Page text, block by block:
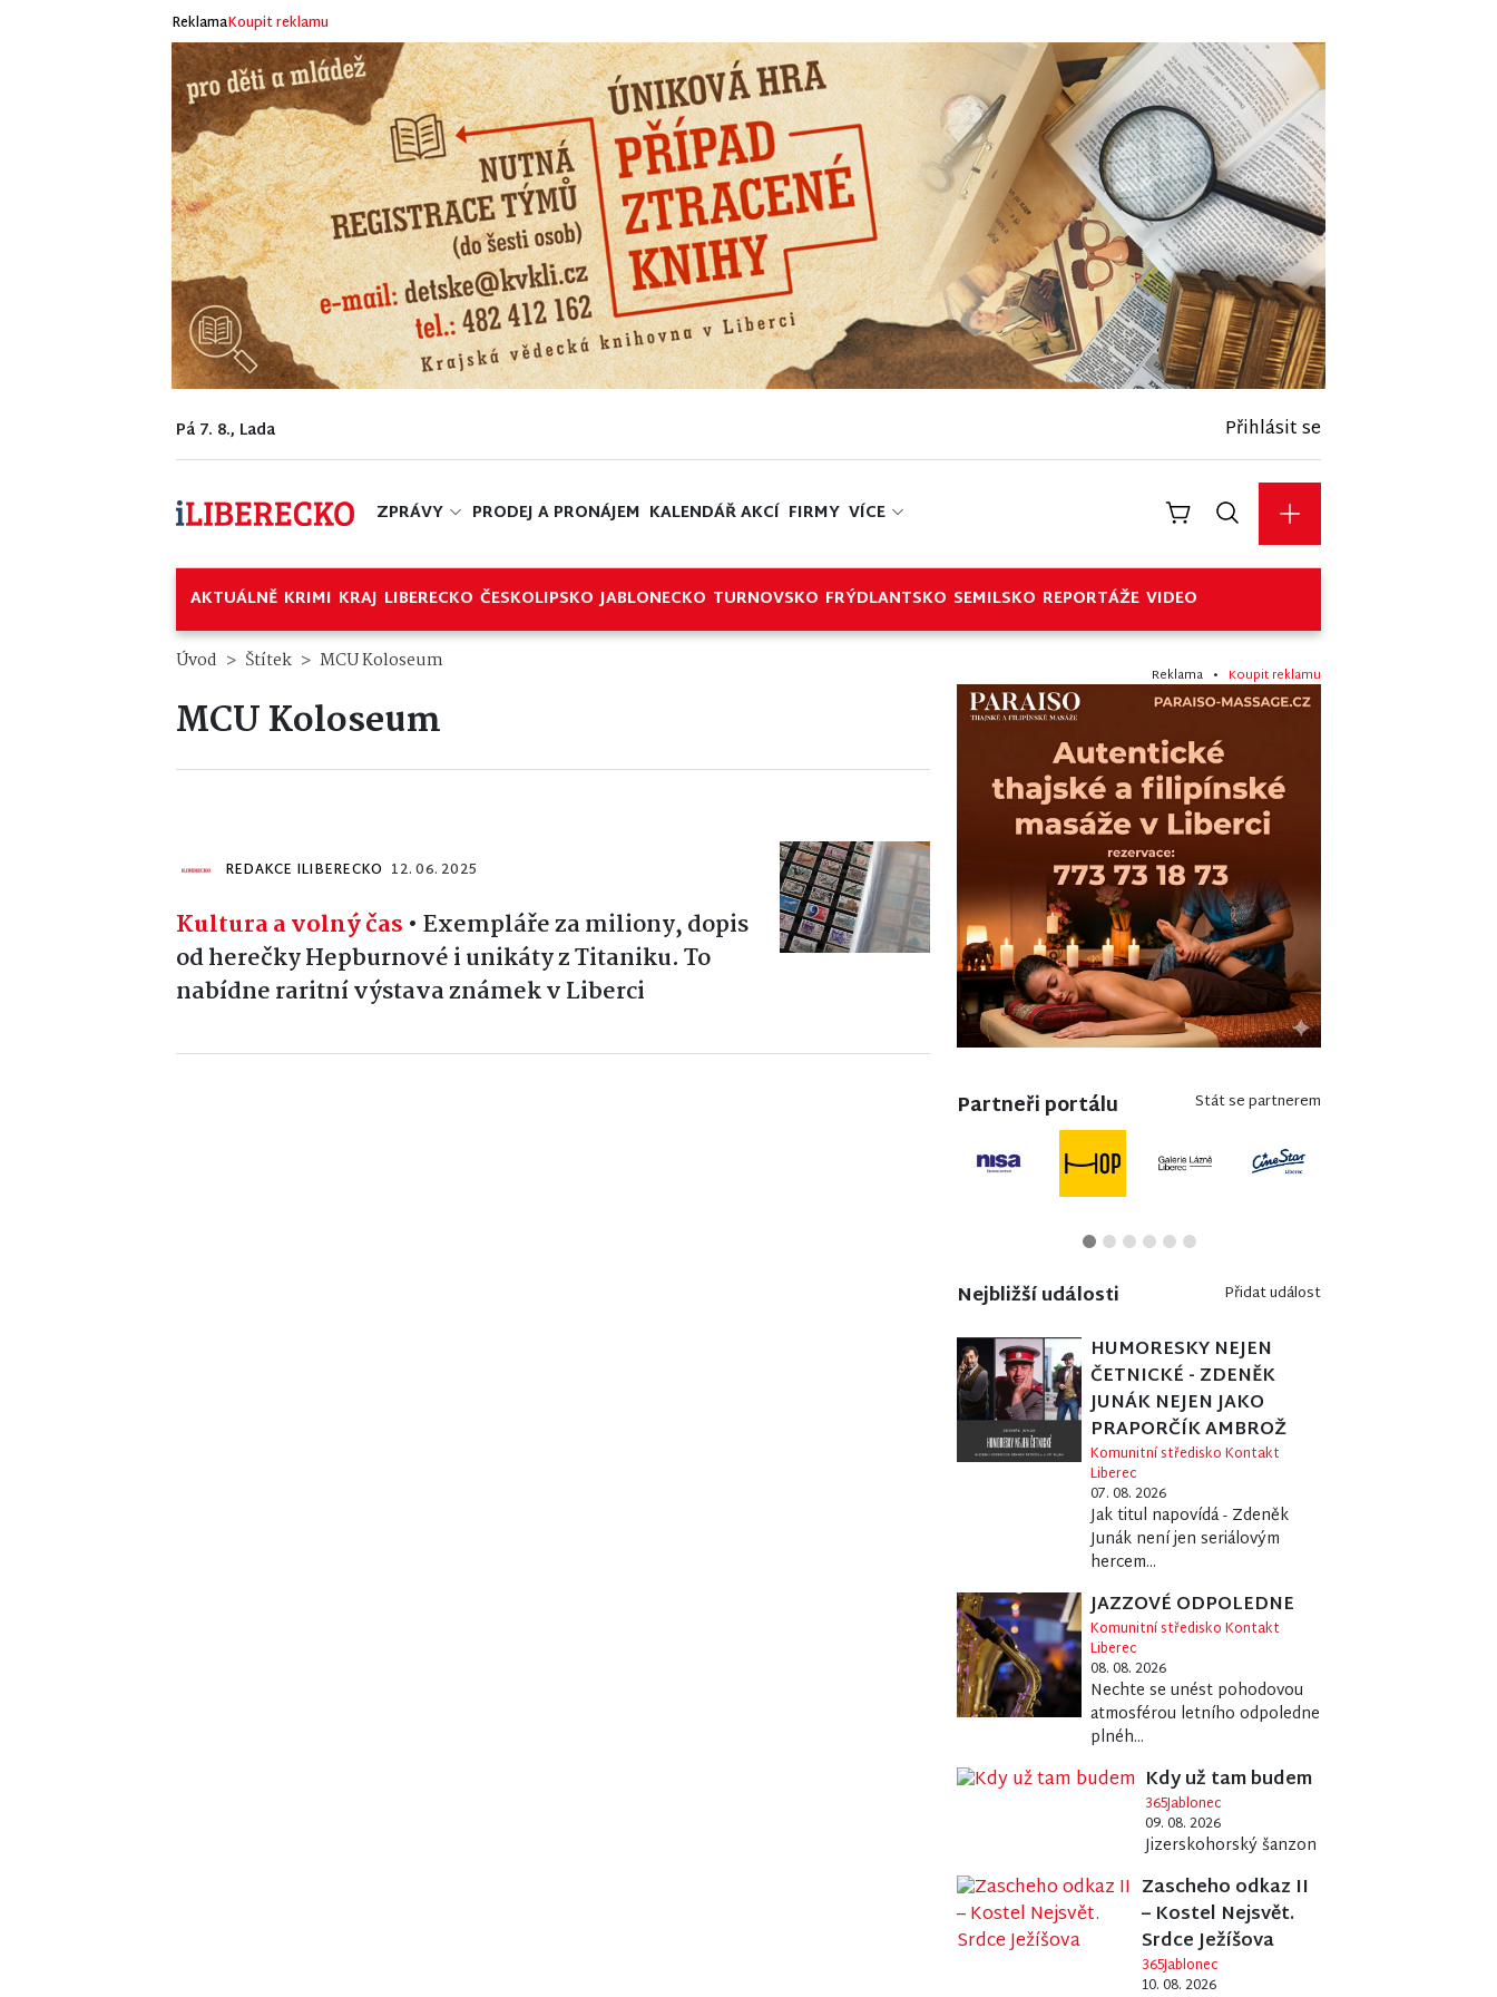
ReklamaKoupit reklamu
Pá 7. 8., Lada Přihlásit se
ZPRÁVY PRODEJ A PRONÁJEM KALENDÁŘ AKCÍ FIRMY VÍCE
AKTUÁLNĚ KRIMI KRAJ LIBERECKO ČESKOLIPSKO JABLONECKO TURNOVSKO FRÝDLANTSKO SEMILSKO REPORTÁŽE VIDEO
Úvod Štítek MCU Koloseum
MCU Koloseum
REDAKCE ILIBERECKO 12. 06. 2025
Kultura a volný čas • Exempláře za miliony, dopis
od herečky Hepburnové i unikáty z Titaniku. To
nabídne raritní výstava známek v Liberci
Reklama • Koupit reklamu
Partneři portálu Stát se partnerem
Nejbližší události Přidat událost
HUMORESKY NEJEN
ČETNICKÉ - ZDENĚK
JUNÁK NEJEN JAKO
PRAPORČÍK AMBROŽ
Komunitní středisko Kontakt
Liberec
07. 08. 2026
Jak titul napovídá - Zdeněk
Junák není jen seriálovým
hercem...
JAZZOVÉ ODPOLEDNE
Komunitní středisko Kontakt
Liberec
08. 08. 2026
Nechte se unést pohodovou
atmosférou letního odpoledne
plnéh...
Kdy už tam budem
365Jablonec
09. 08. 2026
Jizerskohorský šanzon
Zascheho odkaz II
– Kostel Nejsvět.
Srdce Ježíšova
365Jablonec
10. 08. 2026